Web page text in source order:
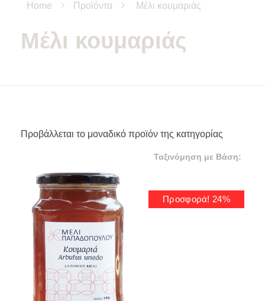
Home Προϊόντα Μέλι κουμαριάς
Μέλι κουμαριάς
Προβάλλεται το μοναδικό προϊόν της κατηγορίας
Προσφορά! 24%